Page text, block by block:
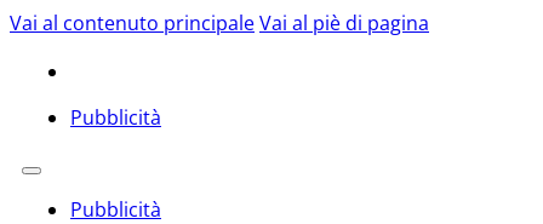
Vai al contenuto principaleVai al piè di pagina
Pubblicità
Pubblicità